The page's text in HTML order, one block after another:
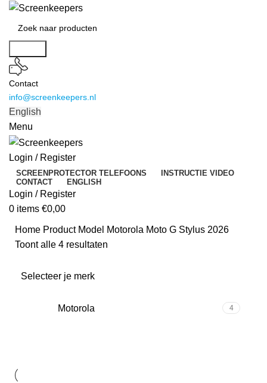
Contact
info@screenkeepers.nl
English
Menu
Login / Register
SCREENPROTECTOR TELEFOONS
INSTRUCTIE VIDEO
CONTACT
ENGLISH
Login / Register
0 items €0,00
Home Product Model Motorola Moto G Stylus 2026
Toont alle 4 resultaten
Selecteer je merk
Motorola 4